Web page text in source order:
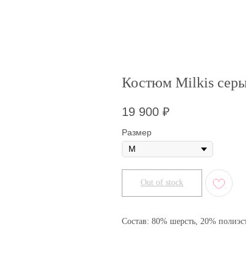
Костюм Milkis
19 900 ₽
Размер
Out of stock
Состав: 80% шерсть, 20%